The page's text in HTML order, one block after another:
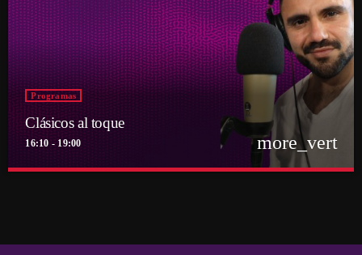
Programas
Clásicos al toque
16:10 - 19:00 more_vert
Abrimos la barra de Ritoque FM de lunes a viernes para recibir pedidos,